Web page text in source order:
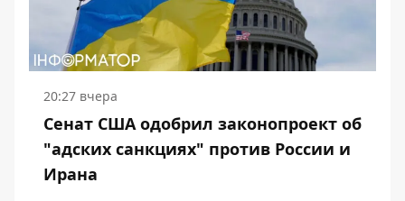
20:27 вчера
Сенат США одобрил законопроект об
"адских санкциях" против России и
Ирана